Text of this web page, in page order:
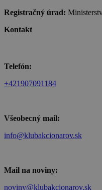
Registračný úrad:
Kontakt
Telefón:
+421907091184
Všeobecný mail:
info@klubakcionarov.sk
Mail na noviny:
noviny@klubakcionarov.sk